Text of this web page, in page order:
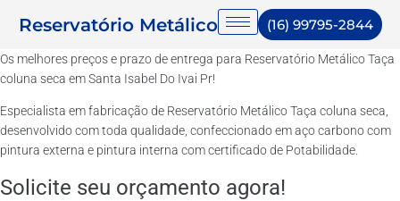
Reservatório Metálico (16) 99795-2844
Os melhores preços e prazo de entrega para Reservatório Metálico Taça
coluna seca em Santa Isabel Do Ivai Pr!
Especialista em fabricação de Reservatório Metálico Taça coluna seca,
desenvolvido com toda qualidade, confeccionado em aço carbono com
pintura externa e pintura interna com certificado de Potabilidade.
Solicite seu orçamento agora!